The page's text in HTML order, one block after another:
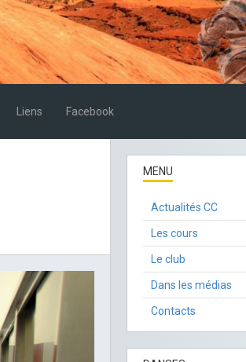
Liens Facebook
MENU
Actualités CC
Les cours
Le club
Dans les médias
Contacts